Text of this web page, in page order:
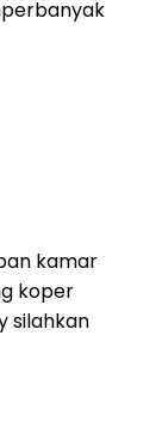
kamar
koper
silahkan